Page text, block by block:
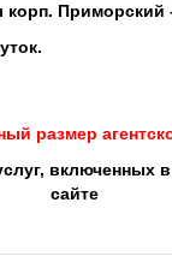
Приморский
размер
включенных
сайте